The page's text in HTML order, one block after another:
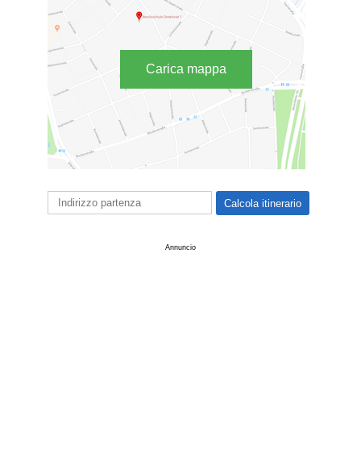
Carica mappa
Annuncio